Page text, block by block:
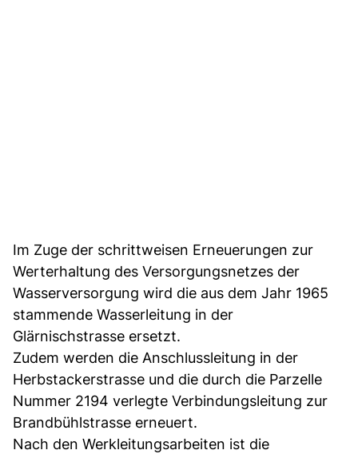
Im Zuge der schrittweisen Erneuerungen zur
Werterhaltung des Versorgungsnetzes der
Wasserversorgung wird die aus dem Jahr 1965
stammende Wasserleitung in der
Glärnischstrasse ersetzt.
Zudem werden die Anschlussleitung in der
Herbstackerstrasse und die durch die Parzelle
Nummer 2194 verlegte Verbindungsleitung zur
Brandbühlstrasse erneuert.
Nach den Werkleitungsarbeiten ist die